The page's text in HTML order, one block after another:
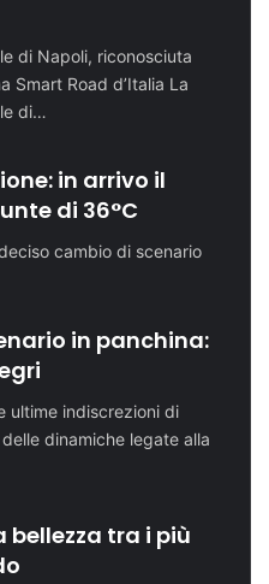
di Napoli, riconosciuta
Smart Road d’Italia La
di…
in arrivo il
di 36°C
cambio di scenario
in panchina:
ultime indiscrezioni di
dinamiche legate alla
bellezza tra i più